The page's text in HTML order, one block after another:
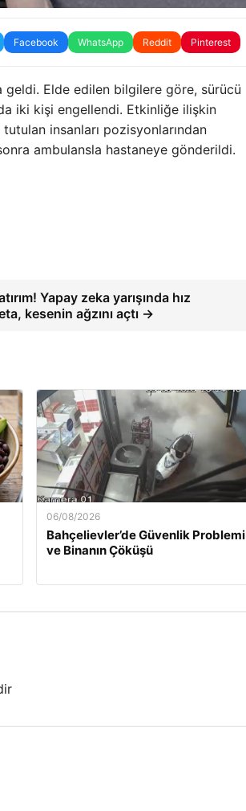
Facebook WhatsApp Reddit Pinterest
geldi. Elde edilen bilgilere göre, sürücü
iki kişi engellendi. Etkinliğe ilişkin
insanları pozisyonlarından
ambulansla hastaneye gönderildi.
Yapay zeka yarışında hız
kesenin ağzını açtı →
06/08/2026
Bahçelievler’de Güvenlik Problemi
ve Binanın Çöküşü